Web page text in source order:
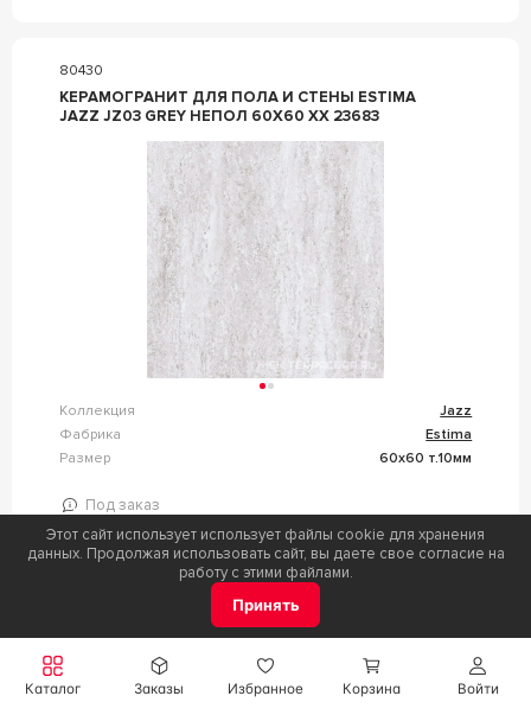
Войти
Каталог Заказы Избранное Корзина
80430
КЕРАМОГРАНИТ ДЛЯ ПОЛА И СТЕНЫ ESTIMA
JAZZ JZ03 GREY НЕПОЛ 60X60 XX 23683
Коллекция
Jazz
Фабрика
Estima
Размер
60x60 т.10мм
Под заказ
Цена
2 155,00 Р / кв.м.
n058837
СТУПЕНИ ТЕХНО ESTIMA JAZZ СТУПЕНЬ ТЕХНО
Этот сайт использует использует файлы cookie для хранения
данных. Продолжая использовать сайт, вы даете свое согласие на
работу с этими файлами.
Принять